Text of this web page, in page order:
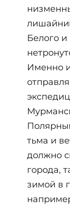
Белого
Именно
тьма и
должно
города,
зимой в